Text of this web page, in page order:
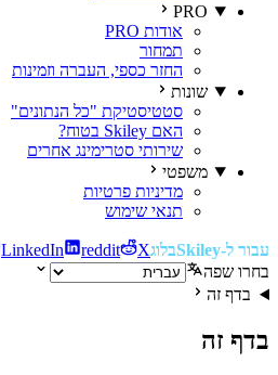
PRO
אודות PRO
תמחור
החזר כספי, העברה וזמינות
שונות
סטטיסטיקת "כל הנתונים"
האם Skiley בטוח?
שירותי סטרימינג אחרים
משפטי
מדיניות פרטיות
תנאי שימוש
עבור ל-Skiley בלוג LinkedIn reddit
X
בחרו שפה
בדף זה
בדף זה